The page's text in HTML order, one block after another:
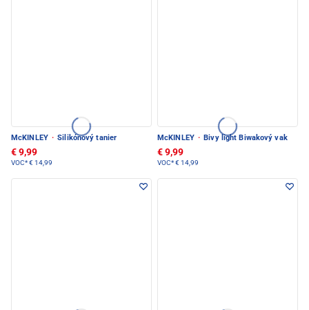
McKINLEY · Silikónový tanier
€ 9,99
VOC*€ 14,99
McKINLEY · Bivy light Biwakový vak
€ 9,99
VOC*€ 14,99